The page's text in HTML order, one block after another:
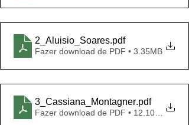
2_Aluisio_Soares.pdf
Fazer download de PDF • 3.35MB
3_Cassiana_Montagner.pdf
Fazer download de PDF • 12.10MB